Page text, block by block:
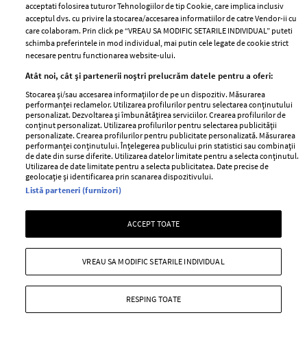
ELLE Style Awards
2024
Despre ELLE
Romania
Contact
Abonamente
Termeni si conditii
Politica de
confidențialitate
Politica de cookies
Publicitate
Stiri
GSP
Unica
Baby
Libertatea pentru
femei
Avantaje
Retete practice
Pariază responsabil! Decizia ONJN nr. 821/25.09.2025.
Jocurile de noroc sunt interzise minorilor.
acceptati folosirea tuturor Tehnologiilor de tip Cookie, care implica inclusiv
acceptul dvs. cu privire la stocarea/accesarea informatiilor de catre Vendor-ii cu
care colaboram. Prin click pe “VREAU SA MODIFIC SETARILE INDIVIDUAL” puteti
schimba preferintele in mod individual, mai putin cele legate de cookie strict
necesare pentru functionarea website-ului.
Atât noi, cât și partenerii noștri prelucrăm datele pentru a oferi:
Stocarea și/sau accesarea informațiilor de pe un dispozitiv. Măsurarea
performanței reclamelor. Utilizarea profilurilor pentru selectarea conținutului
personalizat. Dezvoltarea și îmbunătățirea serviciilor. Crearea profilurilor de
conținut personalizat. Utilizarea profilurilor pentru selectarea publicității
personalizate. Crearea profilurilor pentru publicitate personalizată. Măsurarea
performanței conținutului. Înțelegerea publicului prin statistici sau combinații
de date din surse diferite. Utilizarea datelor limitate pentru a selecta conținutul.
Utilizarea de date limitate pentru a selecta publicitatea. Date precise de
geolocație și identificarea prin scanarea dispozitivului.
Listă parteneri (furnizori)
ACCEPT TOATE
RESPING TOATE
VREAU SA MODIFIC SETARILE INDIVIDUAL